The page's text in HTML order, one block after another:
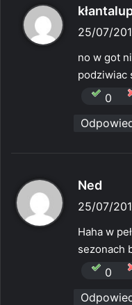
25/07/
no w got
podziwiac
0
Ned
i
25/07/
Haha w
sezonach
0